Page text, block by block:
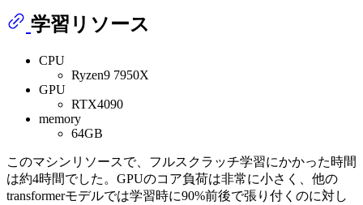
学習リソース
CPU
Ryzen9 7950X
GPU
RTX4090
memory
64GB
このマシンリソースで、フルスクラッチ学習にかかった時間
は約4時間でした。GPUのコア負荷は非常に小さく、他の
transformerモデルでは学習時に90%前後で張り付くのに対し